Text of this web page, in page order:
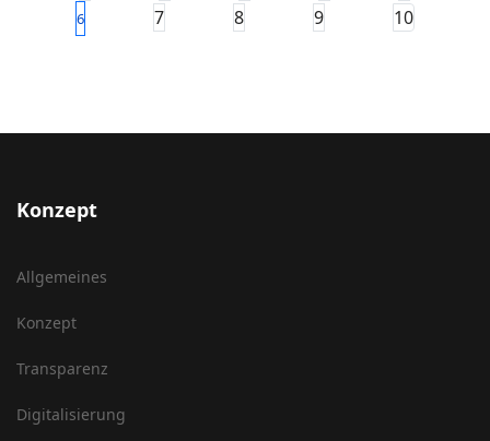
6 7 8 9 10
Konzept
Allgemeines
Konzept
Transparenz
Digitalisierung